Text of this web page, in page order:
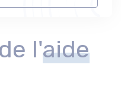
l'aide